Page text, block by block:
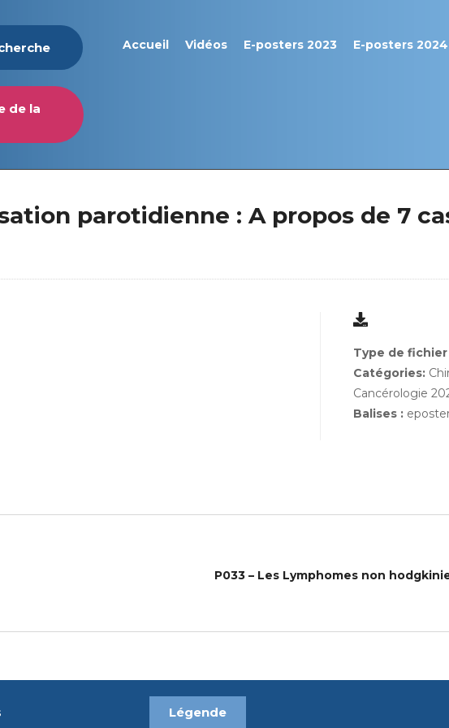
de la
Accueil Vidéos E-posters 2023 E-posters 2024
parotidienne : A propos de 7
Type de fichier
Catégories:
Cancérologie
Balises :
Légende